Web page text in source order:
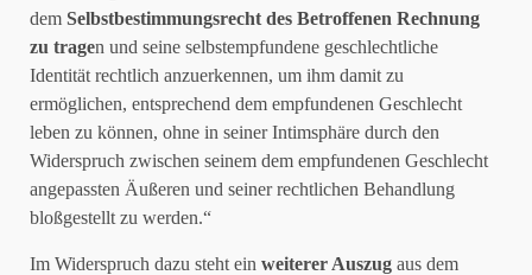
dem Selbstbestimmungsrecht des Betroffenen Rechnung
zu tragen und seine selbstempfundene geschlechtliche
Identität rechtlich anzuerkennen, um ihm damit zu
ermöglichen, entsprechend dem empfundenen Geschlecht
leben zu können, ohne in seiner Intimsphäre durch den
Widerspruch zwischen seinem dem empfundenen Geschlecht
angepassten Äußeren und seiner rechtlichen Behandlung
bloßgestellt zu werden.“
Im Widerspruch dazu steht ein weiterer Auszug aus dem